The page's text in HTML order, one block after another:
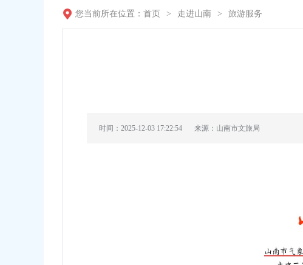
您当前所在位置： 首页 > 走进山南 > 旅游服务
时间：2025-12-03 17:22:54 来源：山南市文旅局